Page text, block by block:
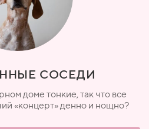
СОСЕДИ
доме тонкие, так что все
«концерт» денно и нощно?